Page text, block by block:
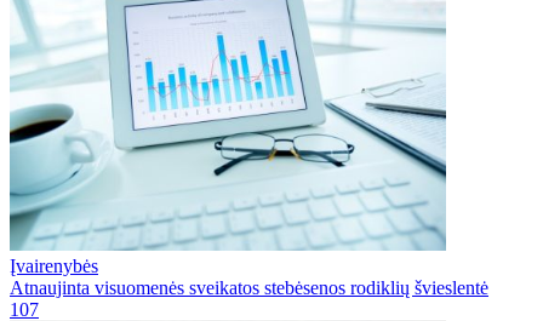
Įvairenybės
Atnaujinta visuomenės sveikatos stebėsenos rodiklių švieslentė
107